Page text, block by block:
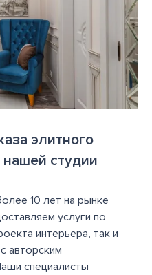
элитного
нашей студии
10 лет на рынке
услуги по
интерьера, так и
авторским
специалисты